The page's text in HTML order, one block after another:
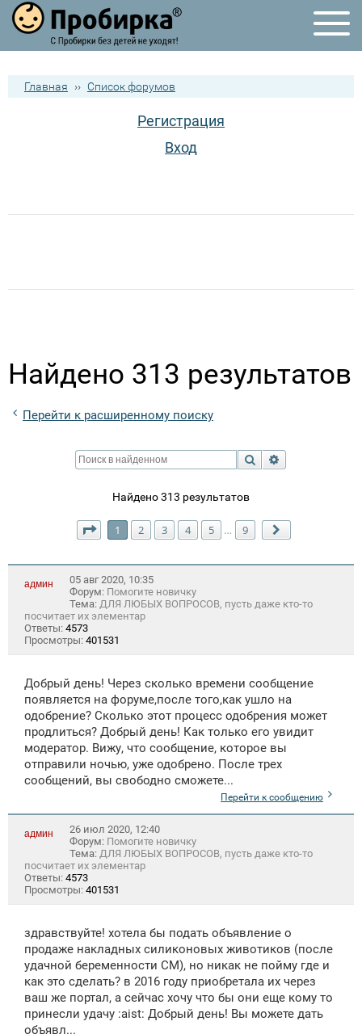
Главная ›› Список форумов
Регистрация
Вход
Найдено 313 результатов
Перейти к расширенному поиску
Поиск
Найдено 313 результатов
Страница из
1 2 3 4 5 … 9
админ
05 авг 2020, 10:35
Форум: Помогите новичку
Тема: ДЛЯ ЛЮБЫХ ВОПРОСОВ, пусть даже кто-то
посчитает их элементар
Ответы: 4573
Просмотры: 401531
Добрый день! Через сколько времени сообщение
появляется на форуме,после того,как ушло на
одобрение? Сколько этот процесс одобрения может
продлиться? Добрый день! Как только его увидит
модератор. Вижу, что сообщение, которое вы
отправили ночью, уже одобрено. После трех
сообщений, вы свободно сможете...
Перейти к сообщению
админ
26 июл 2020, 12:40
Форум: Помогите новичку
Тема: ДЛЯ ЛЮБЫХ ВОПРОСОВ, пусть даже кто-то
посчитает их элементар
Ответы: 4573
Просмотры: 401531
здравствуйте! хотела бы подать объявление о
продаже накладных силиконовых животиков (после
удачной беременности СМ), но никак не пойму где и
как это сделать? в 2016 году приобретала их через
ваш же портал, а сейчас хочу что бы они еще кому то
принесли удачу :aist: Добрый день! Вы можете дать
объявл...